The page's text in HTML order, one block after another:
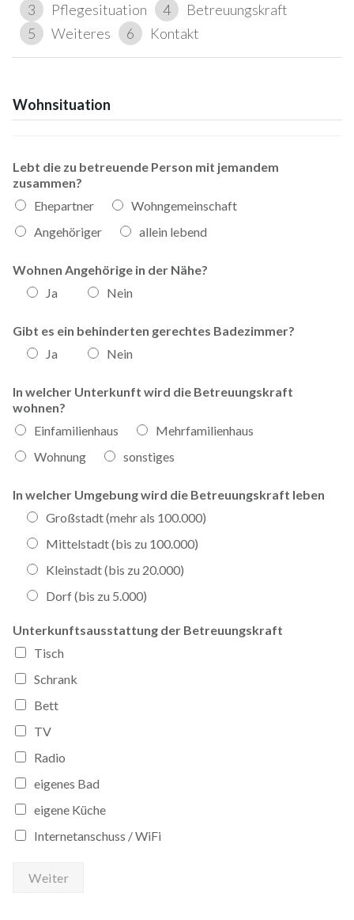
3
Pflegesituation 4
Betreuungskraft
5
Weiteres 6 Kontakt
Wohnsituation
Lebt die zu betreuende Person mit jemandem
zusammen?
Ehepartner
Wohngemeinschaft
Angehöriger
allein lebend
Wohnen Angehörige in der Nähe?
Ja
Nein
Gibt es ein behinderten gerechtes Badezimmer?
Ja
Nein
In welcher Unterkunft wird die Betreuungskraft
wohnen?
Einfamilienhaus
Mehrfamilienhaus
Wohnung
sonstiges
In welcher Umgebung wird die Betreuungskraft leben
Großstadt (mehr als 100.000)
Mittelstadt (bis zu 100.000)
Kleinstadt (bis zu 20.000)
Dorf (bis zu 5.000)
Unterkunftsausstattung der Betreuungskraft
Tisch
Schrank
Bett
TV
Radio
eigenes Bad
eigene Küche
Internetanschuss / WiFi
Weiter